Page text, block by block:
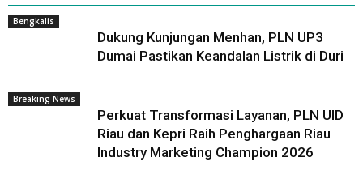
Bengkalis
Dukung Kunjungan Menhan, PLN UP3
Dumai Pastikan Keandalan Listrik di Duri
Breaking News
Perkuat Transformasi Layanan, PLN UID
Riau dan Kepri Raih Penghargaan Riau
Industry Marketing Champion 2026